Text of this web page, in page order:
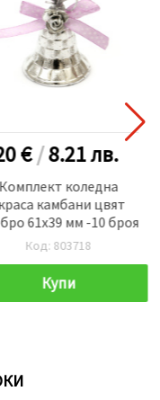
€/8.21лв.
Комплект коледна
камбани цвят
61x39 мм -10 броя
Код: 803718
Купи